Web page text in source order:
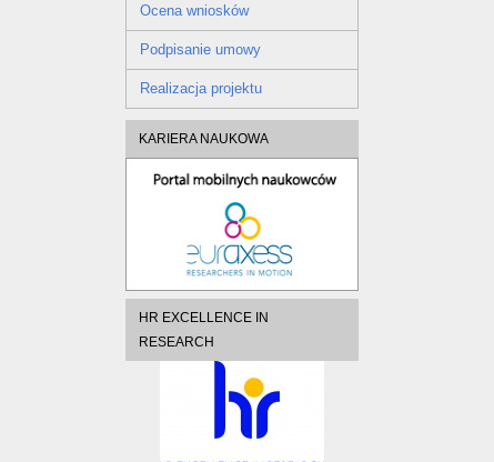
Ocena wniosków
Podpisanie umowy
Realizacja projektu
KARIERA NAUKOWA
HR EXCELLENCE IN
RESEARCH